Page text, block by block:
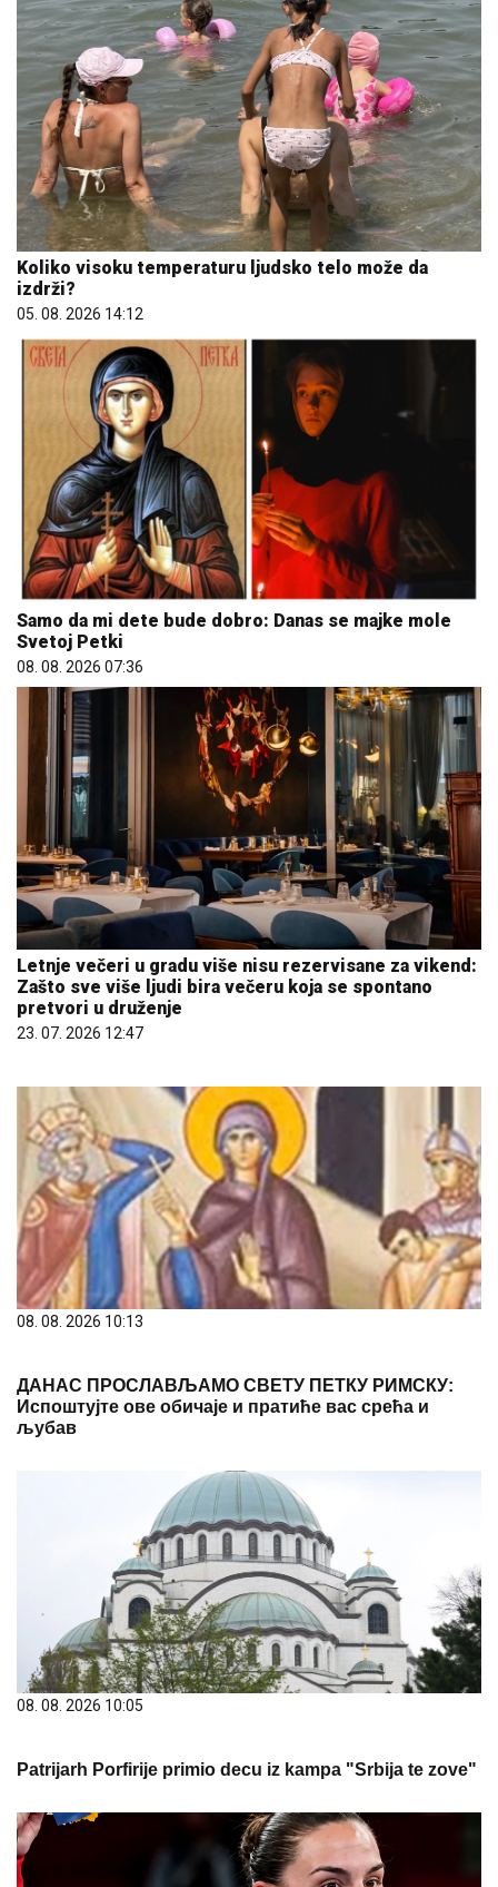
Koliko visoku temperaturu ljudsko telo može da
izdrži?
05. 08. 2026 14:12
Samo da mi dete bude dobro: Danas se majke mole
Svetoj Petki
08. 08. 2026 07:36
Letnje večeri u gradu više nisu rezervisane za vikend:
Zašto sve više ljudi bira večeru koja se spontano
pretvori u druženje
23. 07. 2026 12:47
08. 08. 2026 10:13
ДАНАС ПРОСЛАВЉАМО СВЕТУ ПЕТКУ РИМСКУ:
Испоштујте ове обичаје и пратиће вас срећа и
љубав
08. 08. 2026 10:05
Patrijarh Porfirije primio decu iz kampa "Srbija te zove"